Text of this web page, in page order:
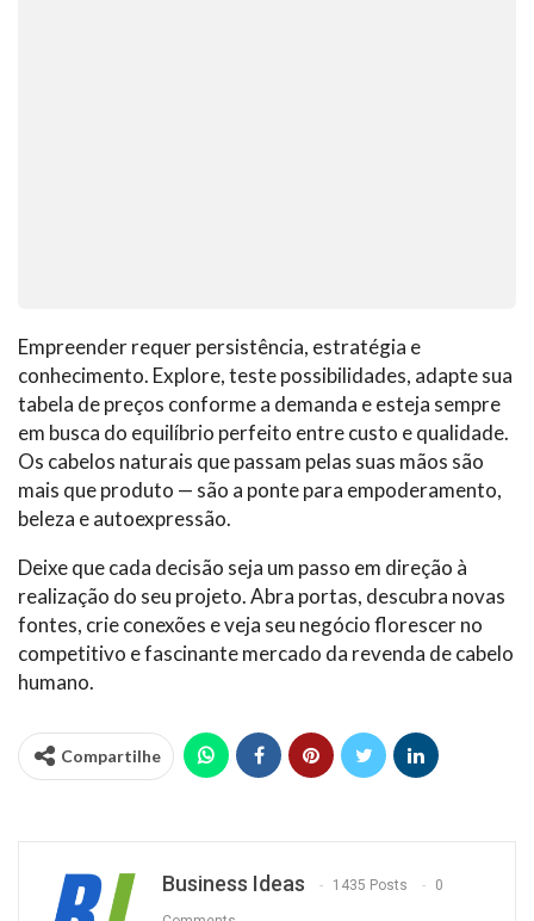
Empreender requer persistência, estratégia e
conhecimento. Explore, teste possibilidades, adapte sua
tabela de preços conforme a demanda e esteja sempre
em busca do equilíbrio perfeito entre custo e qualidade.
Os cabelos naturais que passam pelas suas mãos são
mais que produto — são a ponte para empoderamento,
beleza e autoexpressão.
Deixe que cada decisão seja um passo em direção à
realização do seu projeto. Abra portas, descubra novas
fontes, crie conexões e veja seu negócio florescer no
competitivo e fascinante mercado da revenda de cabelo
humano.
Compartilhe
Business Ideas 1435 Posts 0